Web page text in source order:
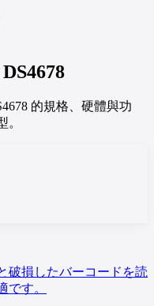
DS4678
的規格、硬體與功
。
破損したバーコードを読
です。